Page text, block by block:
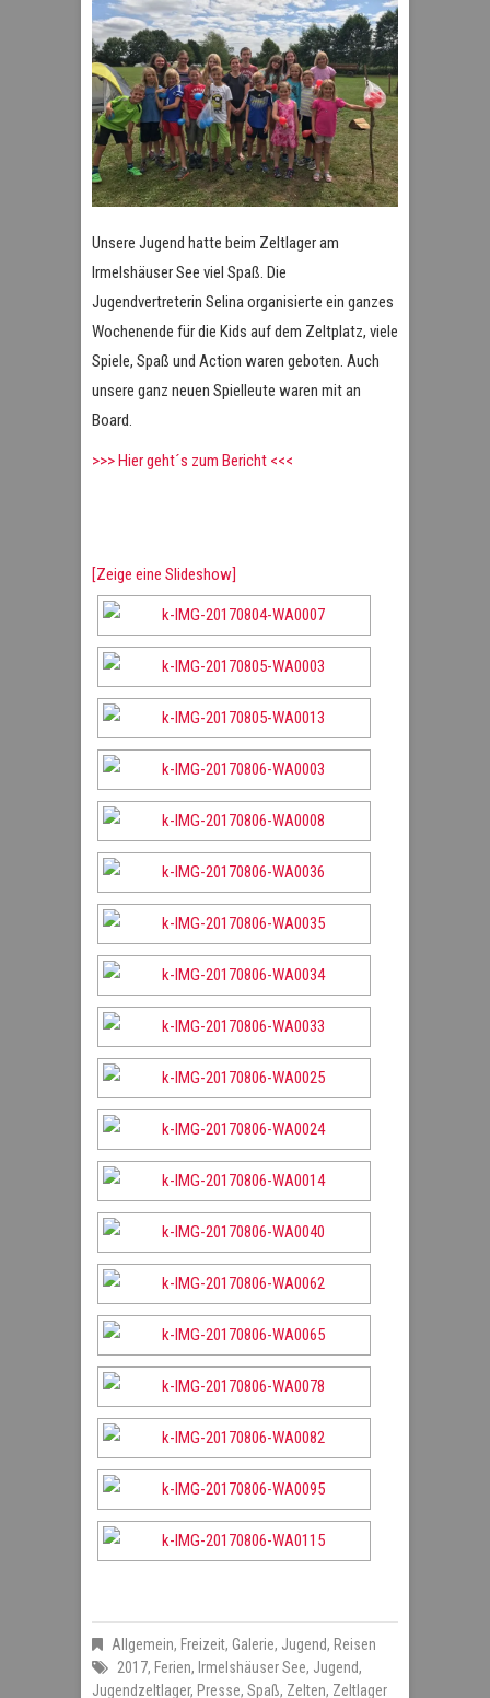
Unsere Jugend hatte beim Zeltlager am
Irmelshäuser See viel Spaß. Die
Jugendvertreterin Selina organisierte ein ganzes
Wochenende für die Kids auf dem Zeltplatz, viele
Spiele, Spaß und Action waren geboten. Auch
unsere ganz neuen Spielleute waren mit an
Board.
>>> Hier geht´s zum Bericht <<<
[Zeige eine Slideshow]
Allgemein, Freizeit, Galerie, Jugend, Reisen
2017, Ferien, Irmelshäuser See, Jugend,
Jugendzeltlager, Presse, Spaß, Zelten, Zeltlager